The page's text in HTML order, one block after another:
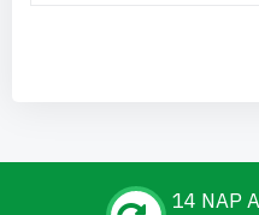
14 NAP